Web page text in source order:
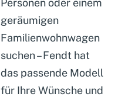
Personen oder einem
geräumigen
Familienwohnwagen
suchen – Fendt hat
das passende Modell
für Ihre Wünsche und